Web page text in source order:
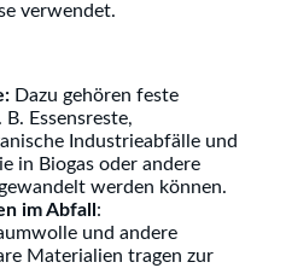
verwendet.
Dazu gehören feste
Essensreste,
Industrieabfälle und
in Biogas oder andere
werden können.
im Abfall :
und andere
Materialien tragen zur